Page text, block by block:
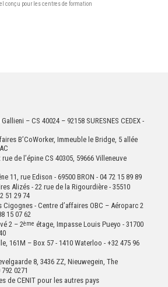
conçu pour les centres de formation
– CS 40024 – 92158 SURESNES CEDEX -
B’CoWorker, Immeuble le Bridge, 5 allée
de l’épine CS 40305, 59666 Villeneuve
11, rue Edison - 69500 BRON - 04 72 15 89 89
Alizés - 22 rue de la Rigourdière - 35510
51 29 74
Cigognes - Centre d’affaires OBC – Aéroparc 2
15 07 62
2 – 2ème étage, Impasse Louis Pueyo - 31700
161M – Box 57 - 1410 Waterloo - +32 475 96
8, 3436 ZZ, Nieuwegein, The
0271
de CENIT pour les autres pays